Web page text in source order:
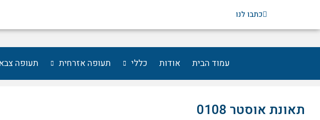
כתבו לנו
עמוד הבית אודות כללי תעופה אזרחית תעופה
תאונת אוסטר 0108